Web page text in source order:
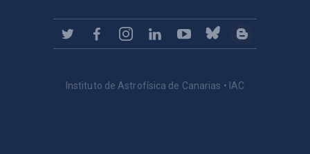
Instituto de Astrofísica de Canarias • IAC